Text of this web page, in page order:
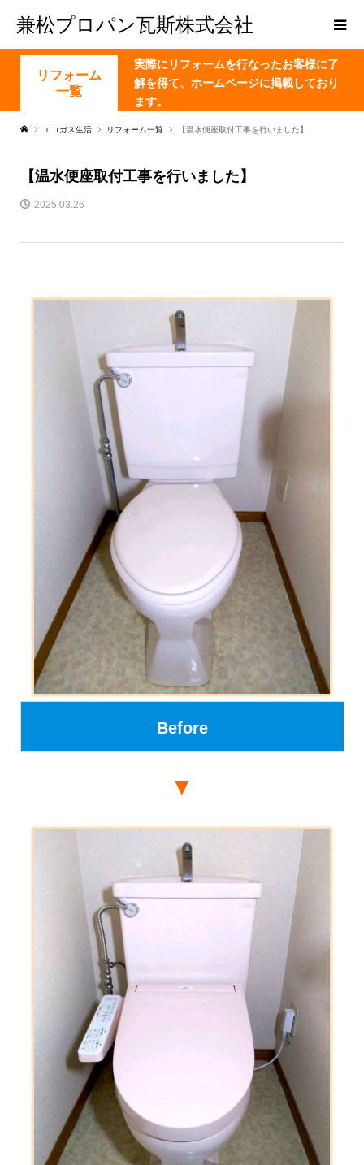
兼松プロパン瓦斯株式会社
リフォーム
一覧
実際にリフォームを行なったお客様に了
解を得て、ホームページに掲載しており
ます。
エコガス生活 リフォーム一覧 【温水便座取付工事を行いました】
【温水便座取付工事を行いました】
2025.03.26
Before
▼